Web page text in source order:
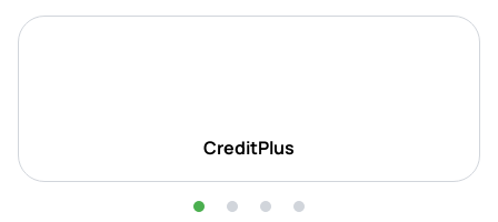
CreditPlus